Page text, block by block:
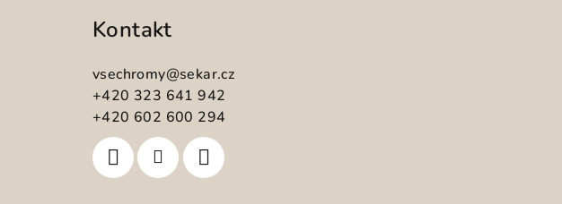
Kontakt
vsechromy@sekar.cz
+420 323 641 942
+420 602 600 294